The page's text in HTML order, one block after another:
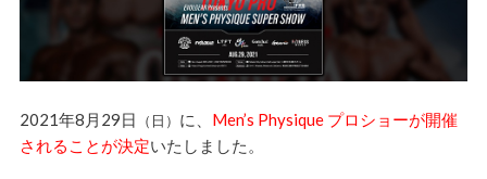
2021年8月29日 （日） に、 Men’s Physique プロショーが開催
されることが決定いたしました。